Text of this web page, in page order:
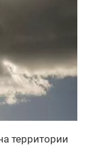
территории